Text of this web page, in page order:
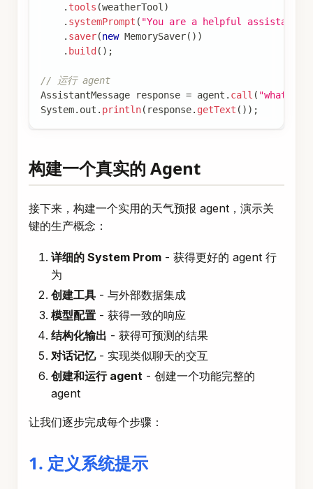
. tools (weatherTool )
. systemPrompt ( "You are a helpful assistant"
. saver(new MemorySaver( ) )
. build ( ) ;
// 运行 agent
AssistantMessage response = agent . call ( "what is
System. out . println( response. getText ( ) ) ;
构建一个真实的 Agent
接下来，构建一个实用的天气预报 agent，演示关
键的生产概念：
详细的 System Prom - 获得更好的 agent 行
为
创建工具 - 与外部数据集成
模型配置 - 获得一致的响应
结构化输出 - 获得可预测的结果
对话记忆- 实现类似聊天的交互
创建和运行 agent - 创建一个功能完整的
agent
让我们逐步完成每个步骤：
1. 定义系统提示